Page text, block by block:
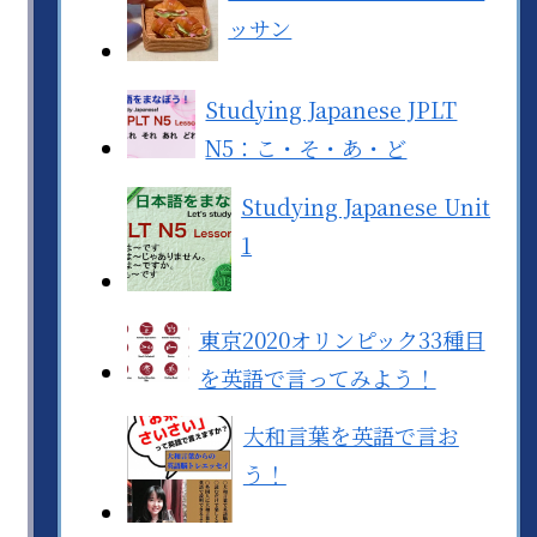
ッサン
Studying Japanese JPLT
N5：こ・そ・あ・ど
Studying Japanese Unit
1
東京2020オリンピック33種目
を英語で言ってみよう！
大和言葉を英語で言お
う！